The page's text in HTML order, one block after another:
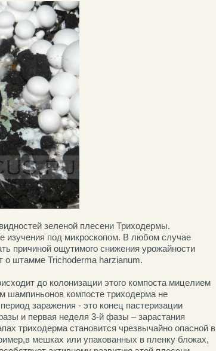
зеленой плесени Триходермы.
изучения под микроскопом. В любом случае
причиной ощутимого снижения урожайности
о штамме Trichodermа harzianum.
до колонизации этого компоста мицелием
компосте триходерма не
заражения - это конец пастеризации
и первая неделя 3-й фазы – зарастания
триходерма становится чрезвычайно опасной в
мешках или упакованных в пленку блоках,